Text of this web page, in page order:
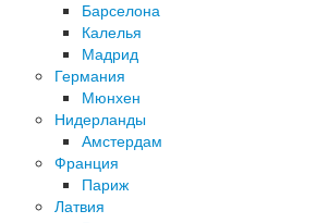
Барселона
Калелья
Мадрид
Германия
Мюнхен
Нидерланды
Амстердам
Франция
Париж
Латвия